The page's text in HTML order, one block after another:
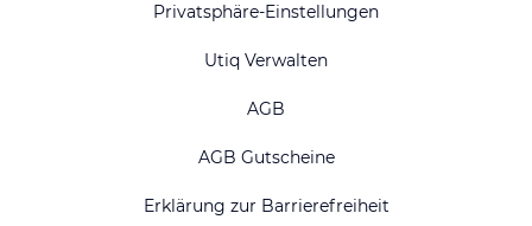
Privatsphäre-Einstellungen
Utiq Verwalten
AGB
AGB Gutscheine
Erklärung zur Barrierefreiheit